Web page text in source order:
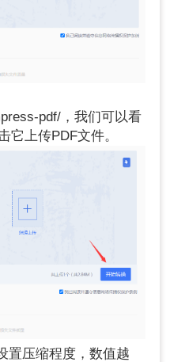
pdf/，我们可以看
它上传PDF文件。
置压缩程度，数值越